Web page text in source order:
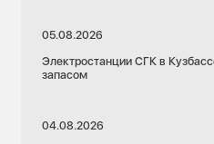
05.08.2026
Электростанции СГК в
запасом
04.08.2026